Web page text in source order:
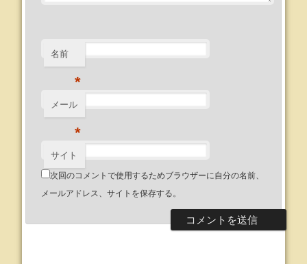
名前
*
メール
*
サイト
次回のコメントで使用するためブラウザーに自分の名前、
メールアドレス、サイトを保存する。